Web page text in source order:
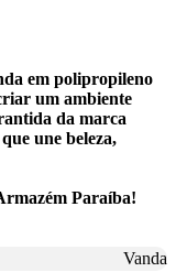
em polipropileno
um ambiente
da marca
une beleza,
Paraíba!
Vanda